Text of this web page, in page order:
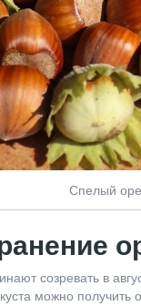
Спелый
созревать в
можно получить